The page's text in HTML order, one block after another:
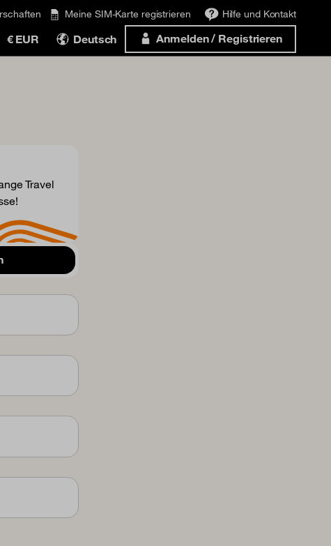
Meine SIM-Karte registrieren Hilfe und Kontakt
€ EUR Deutsch Anmelden / Registrieren
Travel